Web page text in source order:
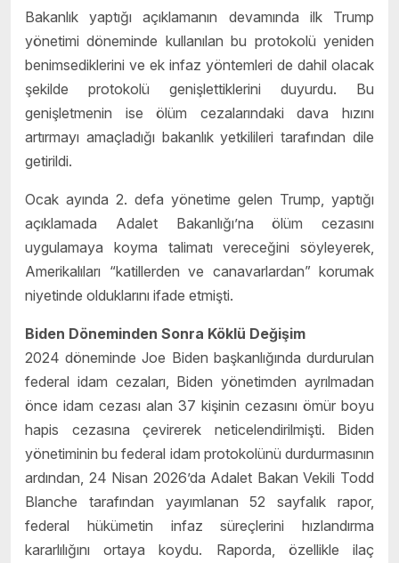
Bakanlık yaptığı açıklamanın devamında ilk Trump
yönetimi döneminde kullanılan bu protokolü yeniden
benimsediklerini ve ek infaz yöntemleri de dahil olacak
şekilde protokolü genişlettiklerini duyurdu. Bu
genişletmenin ise ölüm cezalarındaki dava hızını
artırmayı amaçladığı bakanlık yetkilileri tarafından dile
getirildi.
Ocak ayında 2. defa yönetime gelen Trump, yaptığı
açıklamada Adalet Bakanlığı’na ölüm cezasını
uygulamaya koyma talimatı vereceğini söyleyerek,
Amerikalıları “katillerden ve canavarlardan” korumak
niyetinde olduklarını ifade etmişti.
Biden Döneminden Sonra Köklü Değişim
2024 döneminde Joe Biden başkanlığında durdurulan
federal idam cezaları, Biden yönetimden ayrılmadan
önce idam cezası alan 37 kişinin cezasını ömür boyu
hapis cezasına çevirerek neticelendirilmişti. Biden
yönetiminin bu federal idam protokolünü durdurmasının
ardından, 24 Nisan 2026’da Adalet Bakan Vekili Todd
Blanche tarafından yayımlanan 52 sayfalık rapor,
federal hükümetin infaz süreçlerini hızlandırma
kararlılığını ortaya koydu. Raporda, özellikle ilaç